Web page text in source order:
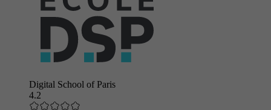
Digital School of Paris
4.2